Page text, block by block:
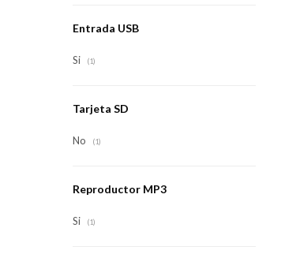
Entrada USB
Si (1)
Tarjeta SD
No (1)
Reproductor MP3
Si (1)